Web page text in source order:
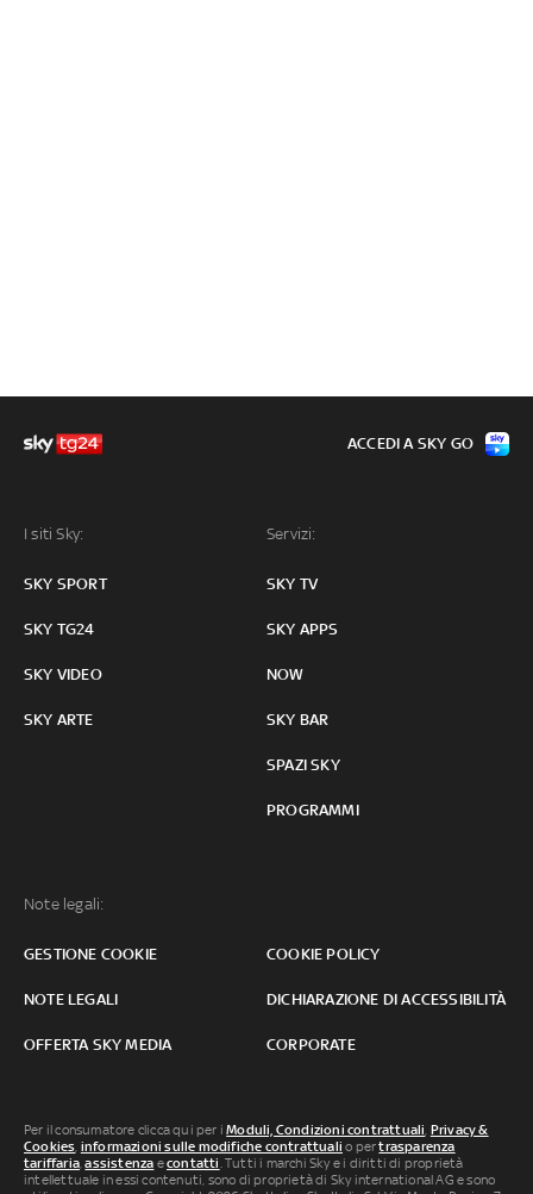
I siti Sky:
SKY SPORT
SKY TG24
SKY VIDEO
SKY ARTE
Servizi:
SKY TV
SKY APPS
NOW
SKY BAR
SPAZI SKY
PROGRAMMI
Note legali:
GESTIONE COOKIE COOKIE POLICY
NOTE LEGALI DICHIARAZIONE DI ACCESSIBILITÀ
OFFERTA SKY MEDIA CORPORATE
ACCEDI A SKY GO
Per il consumatore clicca qui per iModuli, Condizioni contrattuali, Privacy &
Cookies, informazioni sulle modifiche contrattuali o pertrasparenza
tariffaria,assistenza econtatti. Tutti i marchi Sky e i diritti di proprietà
intellettuale in essi contenuti, sono di proprietà di Sky international AG e sono